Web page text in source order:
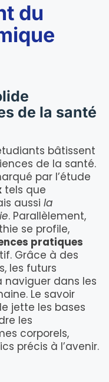
du
de la santé
bâtissent
de la santé.
par l’étude
tels que
aussi la
. Parallèlement,
se profile,
pratiques
Grâce à des
les futurs
naviguer dans les
Le savoir
jette les bases
les
corporels,
précis à l’avenir.